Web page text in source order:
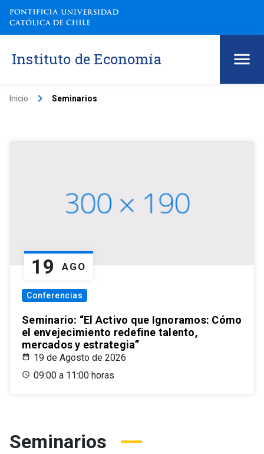
Instituto de Economía
Inicio keyboard_arrow_right Seminarios
19 AGO
Conferencias
Seminario: “El Activo que Ignoramos: Cómo
el envejecimiento redefine talento,
mercados y estrategia”
19 de Agosto de 2026
09:00 a 11:00 horas
Seminarios